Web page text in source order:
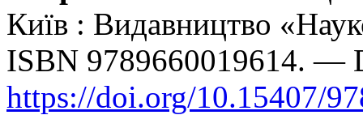
Київ : Видавництво
ISBN 9789660019614. —
https://doi.org/10.15407/